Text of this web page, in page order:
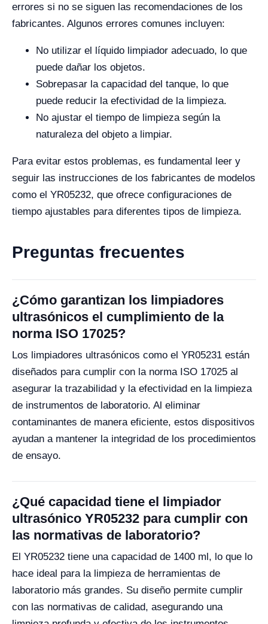
errores si no se siguen las recomendaciones de los
fabricantes. Algunos errores comunes incluyen:
No utilizar el líquido limpiador adecuado, lo que
puede dañar los objetos.
Sobrepasar la capacidad del tanque, lo que
puede reducir la efectividad de la limpieza.
No ajustar el tiempo de limpieza según la
naturaleza del objeto a limpiar.
Para evitar estos problemas, es fundamental leer y
seguir las instrucciones de los fabricantes de modelos
como el YR05232, que ofrece configuraciones de
tiempo ajustables para diferentes tipos de limpieza.
Preguntas frecuentes
¿Cómo garantizan los limpiadores
ultrasónicos el cumplimiento de la
norma ISO 17025?
Los limpiadores ultrasónicos como el YR05231 están
diseñados para cumplir con la norma ISO 17025 al
asegurar la trazabilidad y la efectividad en la limpieza
de instrumentos de laboratorio. Al eliminar
contaminantes de manera eficiente, estos dispositivos
ayudan a mantener la integridad de los procedimientos
de ensayo.
¿Qué capacidad tiene el limpiador
ultrasónico YR05232 para cumplir con
las normativas de laboratorio?
El YR05232 tiene una capacidad de 1400 ml, lo que lo
hace ideal para la limpieza de herramientas de
laboratorio más grandes. Su diseño permite cumplir
con las normativas de calidad, asegurando una